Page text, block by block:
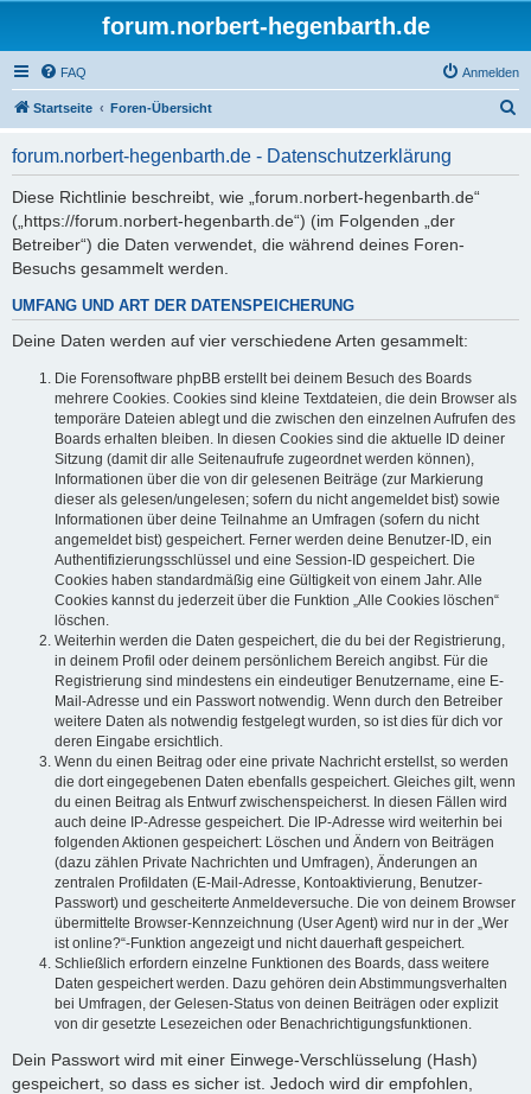
forum.norbert-hegenbarth.de
FAQ Anmelden
Startseite Foren-Übersicht
forum.norbert-hegenbarth.de - Datenschutzerklärung
Diese Richtlinie beschreibt, wie „forum.norbert-hegenbarth.de“
(„https://forum.norbert-hegenbarth.de“) (im Folgenden „der
Betreiber“) die Daten verwendet, die während deines Foren-
Besuchs gesammelt werden.
UMFANG UND ART DER DATENSPEICHERUNG
Deine Daten werden auf vier verschiedene Arten gesammelt:
Die Forensoftware phpBB erstellt bei deinem Besuch des Boards
mehrere Cookies. Cookies sind kleine Textdateien, die dein Browser als
temporäre Dateien ablegt und die zwischen den einzelnen Aufrufen des
Boards erhalten bleiben. In diesen Cookies sind die aktuelle ID deiner
Sitzung (damit dir alle Seitenaufrufe zugeordnet werden können),
Informationen über die von dir gelesenen Beiträge (zur Markierung
dieser als gelesen/ungelesen; sofern du nicht angemeldet bist) sowie
Informationen über deine Teilnahme an Umfragen (sofern du nicht
angemeldet bist) gespeichert. Ferner werden deine Benutzer-ID, ein
Authentifizierungsschlüssel und eine Session-ID gespeichert. Die
Cookies haben standardmäßig eine Gültigkeit von einem Jahr. Alle
Cookies kannst du jederzeit über die Funktion „Alle Cookies löschen“
löschen.
Weiterhin werden die Daten gespeichert, die du bei der Registrierung,
in deinem Profil oder deinem persönlichem Bereich angibst. Für die
Registrierung sind mindestens ein eindeutiger Benutzername, eine E-
Mail-Adresse und ein Passwort notwendig. Wenn durch den Betreiber
weitere Daten als notwendig festgelegt wurden, so ist dies für dich vor
deren Eingabe ersichtlich.
Wenn du einen Beitrag oder eine private Nachricht erstellst, so werden
die dort eingegebenen Daten ebenfalls gespeichert. Gleiches gilt, wenn
du einen Beitrag als Entwurf zwischenspeicherst. In diesen Fällen wird
auch deine IP-Adresse gespeichert. Die IP-Adresse wird weiterhin bei
folgenden Aktionen gespeichert: Löschen und Ändern von Beiträgen
(dazu zählen Private Nachrichten und Umfragen), Änderungen an
zentralen Profildaten (E-Mail-Adresse, Kontoaktivierung, Benutzer-
Passwort) und gescheiterte Anmeldeversuche. Die von deinem Browser
übermittelte Browser-Kennzeichnung (User Agent) wird nur in der „Wer
ist online?“-Funktion angezeigt und nicht dauerhaft gespeichert.
Schließlich erfordern einzelne Funktionen des Boards, dass weitere
Daten gespeichert werden. Dazu gehören dein Abstimmungsverhalten
bei Umfragen, der Gelesen-Status von deinen Beiträgen oder explizit
von dir gesetzte Lesezeichen oder Benachrichtigungsfunktionen.
Dein Passwort wird mit einer Einwege-Verschlüsselung (Hash)
gespeichert, so dass es sicher ist. Jedoch wird dir empfohlen,